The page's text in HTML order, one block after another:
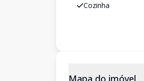
Cozinha
Mapa do imóvel